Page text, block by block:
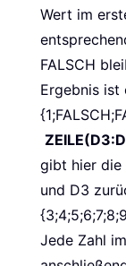
Wert im
FALSCH
Ergebnis ist
gibt hier die
und D3
Jede Zahl